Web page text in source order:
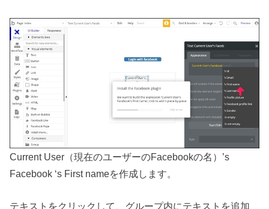
Current User（現在のユーザーのFacebookの名）’s
Facebook ‘s First nameを作成します。
テキストをクリックして、グループ内にテキストを追加